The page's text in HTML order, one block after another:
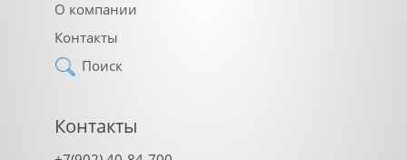
О компании
Контакты
Поиск
Контакты